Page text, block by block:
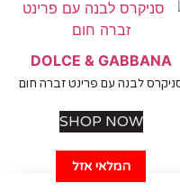
המלאי אזל
DOLCE &
לבנה עם פרינט זברה חום
SHOP NOW